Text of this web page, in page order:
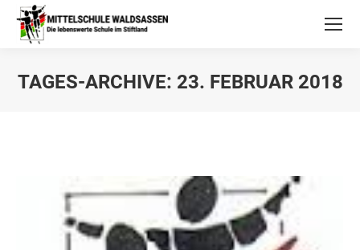
TAGES-ARCHIVE: 23. FEBRUAR 2018